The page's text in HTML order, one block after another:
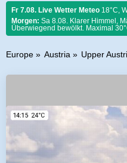
Fr 7.08. Live Wetter Meteo 18°C,
Morgen: Sa 8.08. Klarer Himmel,
Überwiegend bewölkt. Maximal
Europe Austria Upper